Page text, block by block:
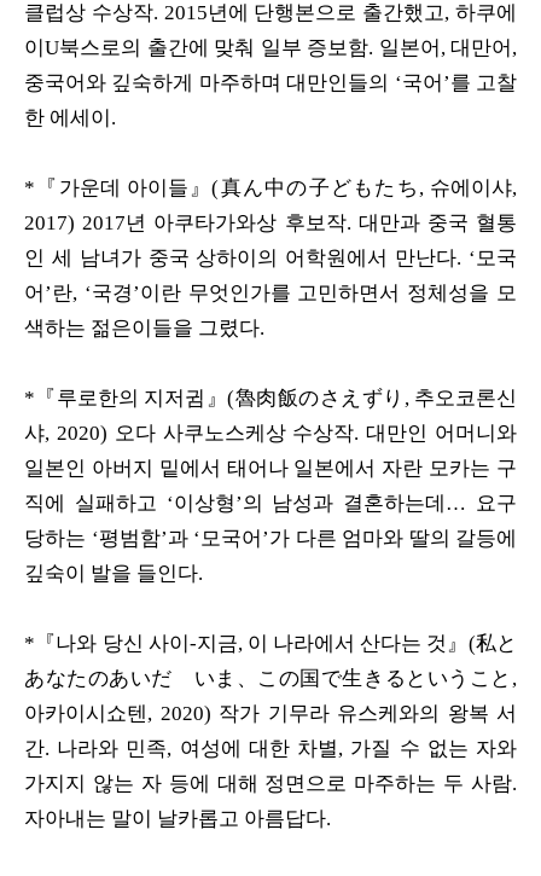
클럽상 수상작. 2015년에 단행본으로 출간했고, 하쿠에
이U북스로의 출간에 맞춰 일부 증보함. 일본어, 대만어,
중국어와 깊숙하게 마주하며 대만인들의 ‘국어’를 고찰
한 에세이.
*『가운데 아이들』(真ん中の子どもたち, 슈에이샤,
2017) 2017년 아쿠타가와상 후보작. 대만과 중국 혈통
인 세 남녀가 중국 상하이의 어학원에서 만난다. ‘모국
어’란, ‘국경’이란 무엇인가를 고민하면서 정체성을 모
색하는 젊은이들을 그렸다.
*『루로한의 지저귐』(魯肉飯のさえずり, 추오코론신
샤, 2020) 오다 사쿠노스케상 수상작. 대만인 어머니와
일본인 아버지 밑에서 태어나 일본에서 자란 모카는 구
직에 실패하고 ‘이상형’의 남성과 결혼하는데… 요구
당하는 ‘평범함’과 ‘모국어’가 다른 엄마와 딸의 갈등에
깊숙이 발을 들인다.
*『나와 당신 사이-지금, 이 나라에서 산다는 것』(私と
あなたのあいだ いま、この国で生きるということ,
아카이시쇼텐, 2020) 작가 기무라 유스케와의 왕복 서
간. 나라와 민족, 여성에 대한 차별, 가질 수 없는 자와
가지지 않는 자 등에 대해 정면으로 마주하는 두 사람.
자아내는 말이 날카롭고 아름답다.